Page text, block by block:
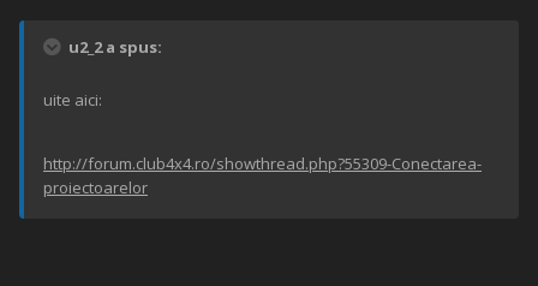
u2_2 a spus:
uite aici:
http://forum.club4x4.ro/showthread.php?55309-Conectarea-
proiectoarelor